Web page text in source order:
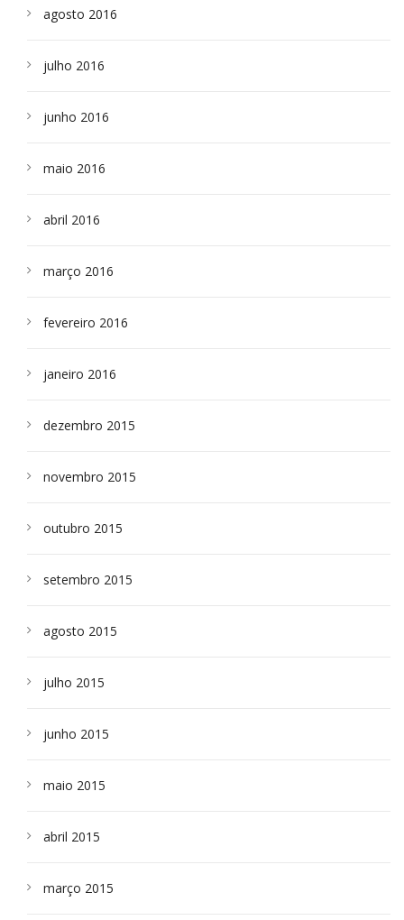
agosto 2016
julho 2016
junho 2016
maio 2016
abril 2016
março 2016
fevereiro 2016
janeiro 2016
dezembro 2015
novembro 2015
outubro 2015
setembro 2015
agosto 2015
julho 2015
junho 2015
maio 2015
abril 2015
março 2015